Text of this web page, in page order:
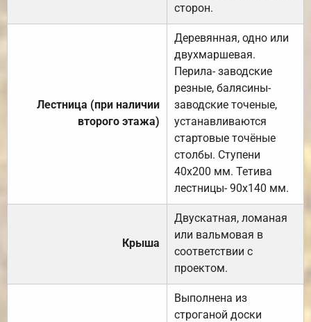
сторон.
Лестница (при наличии
второго этажа)
Деревянная, одно или
двухмаршевая.
Перила- заводские
резные, балясины-
заводские точеные,
устанавливаются
стартовые точёные
столбы. Ступени
40х200 мм. Тетива
лестницы- 90х140 мм.
Крыша
Двускатная, ломаная
или вальмовая в
соответствии с
проектом.
Выполнена из
строганой доски